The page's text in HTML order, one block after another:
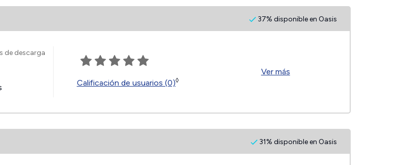
37% disponible en Oasis
de descarga
Calificación de usuarios (0)◊
Ver más
31% disponible en Oasis